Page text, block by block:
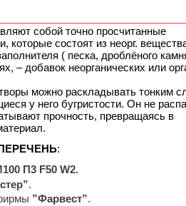
собой точно просчитанные
которые состоят из неорг.
( песка, дроблёного
– добавок неорганических или
можно раскладывать тонким
у него бугристости. Он не
прочность, превращаясь в
:
П3 F50 W2.
.
”Фарвест”.